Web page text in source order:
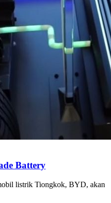
Battery
listrik Tiongkok, BYD, akan